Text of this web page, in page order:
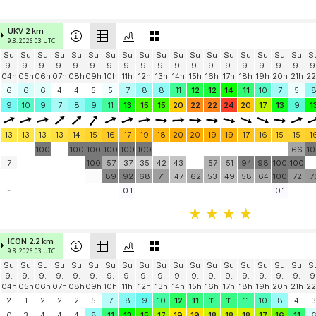
UKV 2 km
9.8. 2026 03 UTC
Su
9.
04h
Su
9.
05h
Su
9.
06h
Su
9.
07h
Su
9.
08h
Su
9.
09h
Su
9.
10h
Su
9.
11h
Su
9.
12h
Su
9.
13h
Su
9.
14h
Su
9.
15h
Su
9.
16h
Su
9.
17h
Su
9.
18h
Su
9.
19h
Su
9.
20h
Su
9.
21h
6
6 6 4 4 5 5 7 8 8 11 12 12 14 11 10 7 5
8
9
10 9 7 8 9 11 13 15 15 20 22 22 24 20 17 13 9
13 13 13 13 14 15 16 17 19 18 20 20 19 19 17 16 15 15
7
100 100 100
100
100
57
89
100
37
92
100
35
68
42
71
43
47
62
57
53
51
49
94
58
98
64
100
100
66
100
72
-
0.1 0.1
ICON 2.2 km
9.8. 2026 03 UTC
Su
9.
04h
Su
9.
05h
Su
9.
06h
Su
9.
07h
Su
9.
08h
Su
9.
09h
Su
9.
10h
Su
9.
11h
Su
9.
12h
Su
9.
13h
Su
9.
14h
Su
9.
15h
Su
9.
16h
Su
9.
17h
Su
9.
18h
Su
9.
19h
Su
9.
20h
Su
9.
21h
2
1 2 2 2 5 7 8 9 10 12 11 11 11 11 10 8 4
3